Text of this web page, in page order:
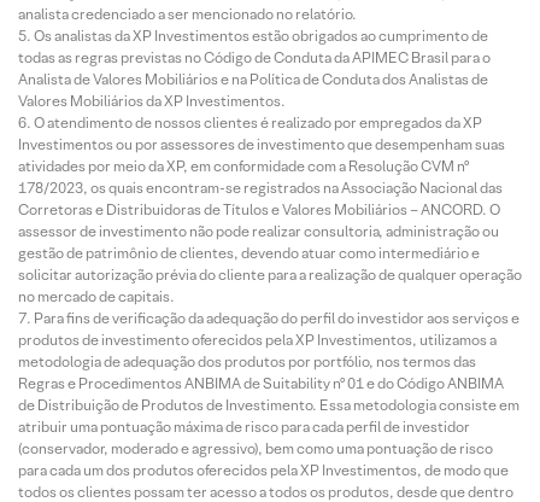
analista credenciado a ser mencionado no relatório.
Os analistas da XP Investimentos estão obrigados ao cumprimento de
todas as regras previstas no Código de Conduta da APIMEC Brasil para o
Analista de Valores Mobiliários e na Política de Conduta dos Analistas de
Valores Mobiliários da XP Investimentos.
O atendimento de nossos clientes é realizado por empregados da XP
Investimentos ou por assessores de investimento que desempenham suas
atividades por meio da XP, em conformidade com a Resolução CVM nº
178/2023, os quais encontram-se registrados na Associação Nacional das
Corretoras e Distribuidoras de Títulos e Valores Mobiliários – ANCORD. O
assessor de investimento não pode realizar consultoria, administração ou
gestão de patrimônio de clientes, devendo atuar como intermediário e
solicitar autorização prévia do cliente para a realização de qualquer operação
no mercado de capitais.
Para fins de verificação da adequação do perfil do investidor aos serviços e
produtos de investimento oferecidos pela XP Investimentos, utilizamos a
metodologia de adequação dos produtos por portfólio, nos termos das
Regras e Procedimentos ANBIMA de Suitability nº 01 e do Código ANBIMA
de Distribuição de Produtos de Investimento. Essa metodologia consiste em
atribuir uma pontuação máxima de risco para cada perfil de investidor
(conservador, moderado e agressivo), bem como uma pontuação de risco
para cada um dos produtos oferecidos pela XP Investimentos, de modo que
todos os clientes possam ter acesso a todos os produtos, desde que dentro